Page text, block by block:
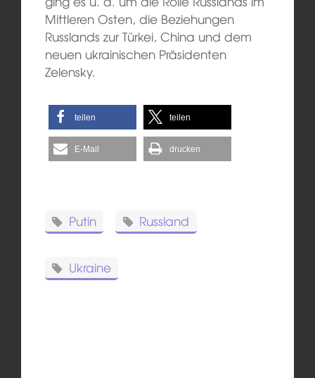
Mittleren Osten, die Beziehungen
Russlands zur Türkei, China und dem
neuen ukrainischen Präsidenten
Zelensky.
teilen teilen
E-Mail drucken
Putin Russland
Ukraine